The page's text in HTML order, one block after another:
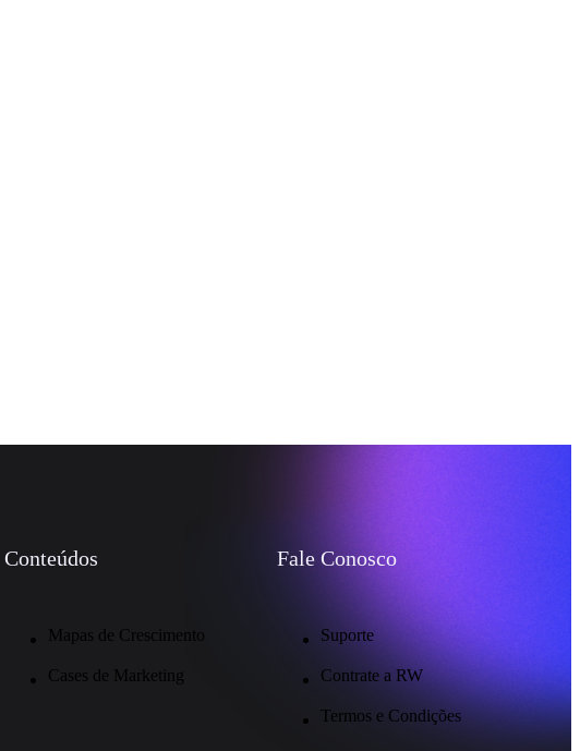
Conteúdos
Mapas de Crescimento
Cases de Marketing
Fale Conosco
Suporte
Contrate a RW
Termos e Condições